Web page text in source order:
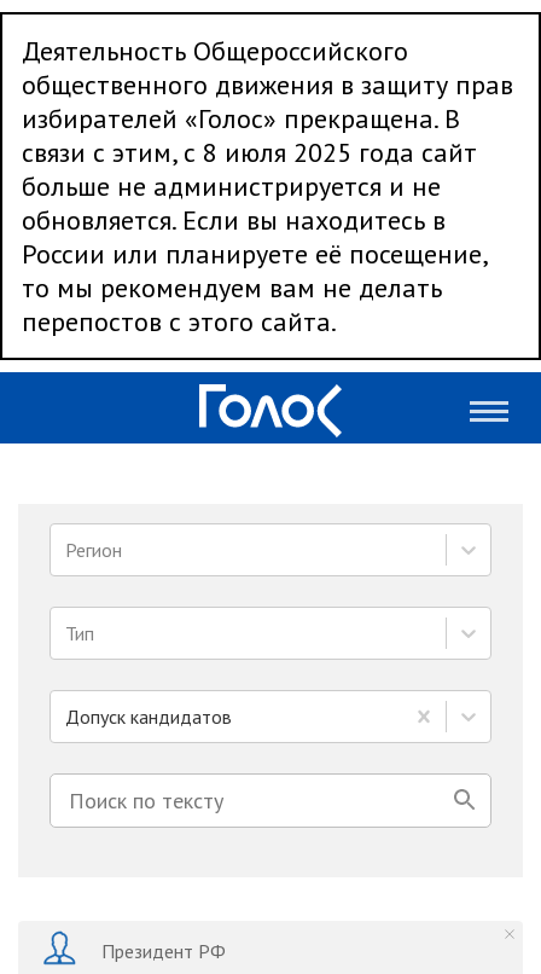
Деятельность Общероссийского
общественного движения в защиту прав
избирателей «Голос» прекращена. В
связи с этим, с 8 июля 2025 года сайт
больше не администрируется и не
обновляется. Если вы находитесь в
России или планируете её посещение,
то мы рекомендуем вам не делать
перепостов с этого сайта.
Регион
Тип
Допуск кандидатов
Президент РФ